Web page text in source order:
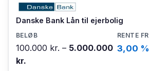
Danske Bank Lån til ejerbolig
100.000 kr. – 5.000.000
kr.
3,00 %